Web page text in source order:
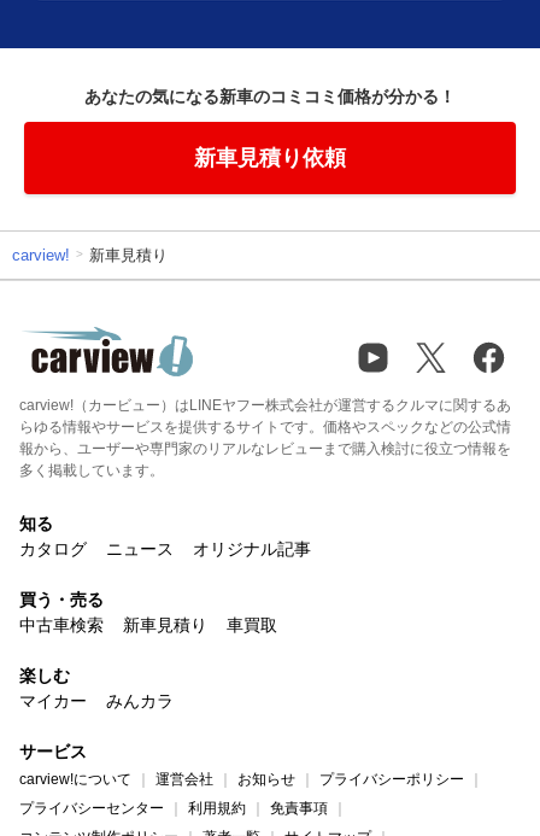
あなたの気になる新車のコミコミ価格が分かる！
新車見積り依頼
carview! 新車見積り
carview!（カービュー）はLINEヤフー株式会社が運営するクルマに関するあ
らゆる情報やサービスを提供するサイトです。価格やスペックなどの公式情
報から、ユーザーや専門家のリアルなレビューまで購入検討に役立つ情報を
多く掲載しています。
知る
カタログ
ニュース オリジナル記事
買う・売る
中古車検索
新車見積り 車買取
楽しむ
マイカー
みんカラ
サービス
carview!について 運営会社 お知らせ
プライバシーポリシー
プライバシーセンター
利用規約
免責事項